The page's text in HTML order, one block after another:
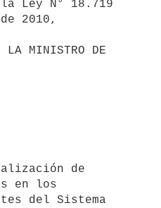
Ley N° 18.719
2010,
en los
del Sistema